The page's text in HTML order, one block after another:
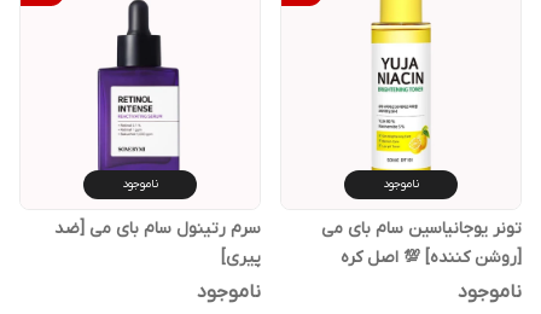
ناموجود
تونر یوجانیاسین سام بای می
[روشن کننده] 💯 اصل کره
ناموجود
ناموجود
سرم رتینول سام بای می [ضد
پیری]
ناموجود